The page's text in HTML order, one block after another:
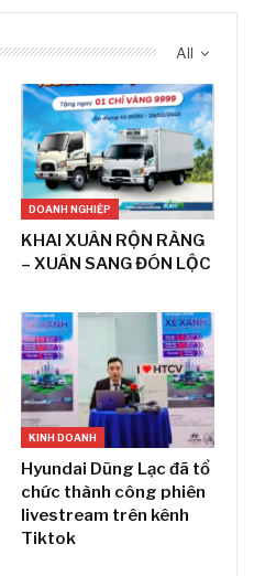
All
DOANH NGHIỆP
KHAI XUÂN RỘN RÀNG
– XUÂN SANG ĐÓN LỘC
KINH DOANH
Hyundai Dũng Lạc đã tổ
chức thành công phiên
livestream trên kênh
Tiktok